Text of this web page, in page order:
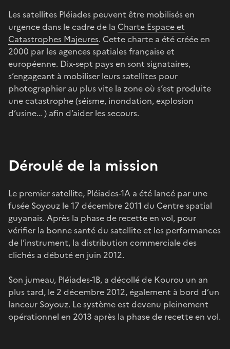
Les satellites Pléiades peuvent être mobilisés en
urgence dans le cadre de la Charte Espace et
Catastrophes Majeures. Cette charte a été créée en
2000 par les agences spatiales française et
européenne. Dix-sept pays en sont signataires,
s’engageant à mobiliser leurs satellites pour
photographier au plus vite la zone où s’est produite
une catastrophe (séisme, inondation, explosion
d’usine… ) afin d’aider les secours.
Déroulé de la mission
Le premier satellite, Pléiades-1A a été lancé par une
fusée Soyouz le 17 décembre 2011 du Centre spatial
guyanais. Après la phase de recette en vol, pour
vérifier la bonne santé du satellite et les performances
de l’instrument, la distribution commerciale des
clichés a débuté en juin 2012.
Son jumeau, Pléiades-1B, a décollé de Kourou un an
plus tard, le 2 décembre 2012, également à bord d’un
lanceur Soyouz. Le système est devenu pleinement
opérationnel en 2013 après la phase de recette en vol.